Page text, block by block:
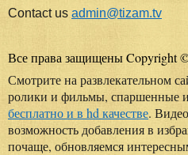
Contact us admin@tizam.tv
Все права защищены Copyright
Смотрите на развлекательном
ролики и фильмы, спаршенные
бесплатно и в hd качестве.
возможность добавления в
почаще, обновляемся